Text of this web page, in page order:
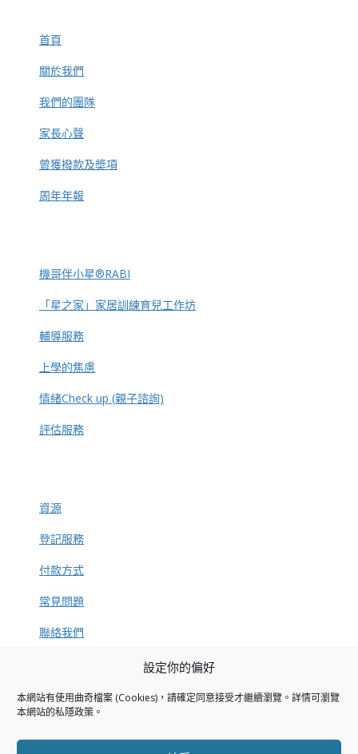
設定你的偏好
本網站有使用曲奇檔案 (Cookies)，請確定同意接受才繼續瀏覽。詳情可瀏覽
本網站的私隱政策 。
首頁
關於我們
我們的團隊
家長心聲
曾獲撥款及奬項
周年年報
機哥伴小星®RABI
「星之家」家居訓練育兒工作坊
輔導服務
上學的焦慮
情緒Check up (親子諮詢)
評估服務
資源
登記服務
付款方式
常見問題
聯絡我們
捐款方法
私隱政策